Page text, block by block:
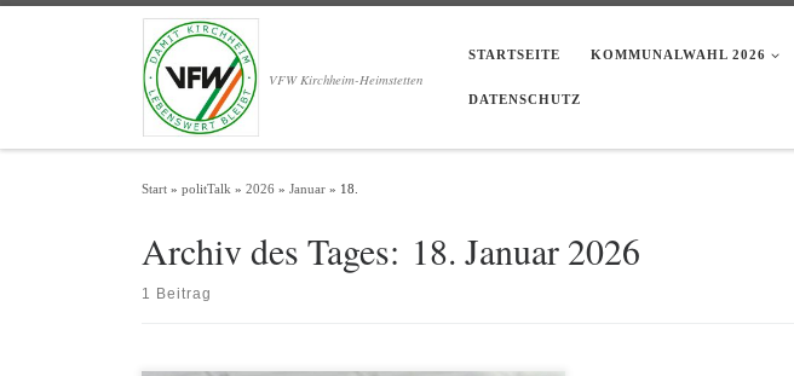
Zum Inhalt springen
VFW Kirchheim-Heimstetten
STARTSEITE KOMMUNALWAHL 2026
DATENSCHUTZ
Start » politTalk » 2026 » Januar » 18.
Archiv des Tages: 18. Januar 2026
1 Beitrag